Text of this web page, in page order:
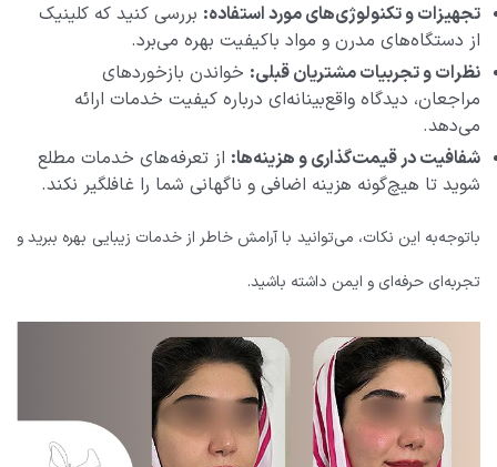
تجهیزات و تکنولوژی‌های مورد استفاده: بررسی کنید که کلینیک
از دستگاه‌های مدرن و مواد باکیفیت بهره می‌برد.
نظرات و تجربیات مشتریان قبلی: خواندن بازخوردهای
مراجعان، دیدگاه واقع‌بینانه‌ای درباره کیفیت خدمات ارائه
می‌دهد.
شفافیت در قیمت‌گذاری و هزینه‌ها: از تعرفه‌های خدمات مطلع
شوید تا هیچ‌گونه هزینه اضافی و ناگهانی شما را غافلگیر نکند.
باتوجه‌به این نکات، می‌توانید با آرامش خاطر از خدمات زیبایی بهره ببرید و
تجربه‌ای حرفه‌ای و ایمن داشته باشید.